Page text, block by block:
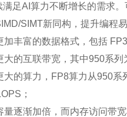
满足AI算力不断增长的需求
SIMT新同构，提升编程易
加丰富的数据格式，包括
大的互联带宽，其中950系列
大的算力，FP8算力从950
；
量逐渐加倍，而内存访问带宽